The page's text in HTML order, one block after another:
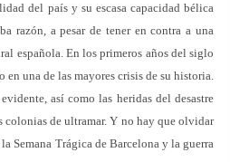
del país y su escasa capacidad bélica
razón, a pesar de tener en contra a una
española. En los primeros años del siglo
en una de las mayores crisis de su historia.
así como las heridas del desastre
de ultramar. Y no hay que olvidar
Semana Trágica de Barcelona y la guerra